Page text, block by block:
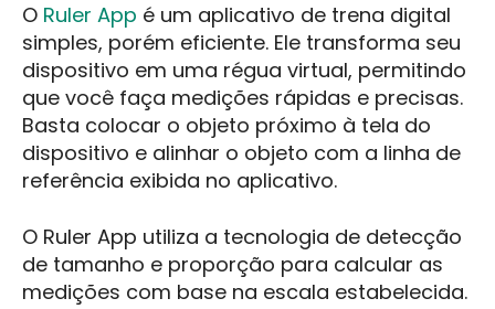
O Ruler App é um aplicativo de trena digital
simples, porém eficiente. Ele transforma seu
dispositivo em uma régua virtual, permitindo
que você faça medições rápidas e precisas.
Basta colocar o objeto próximo à tela do
dispositivo e alinhar o objeto com a linha de
referência exibida no aplicativo.
O Ruler App utiliza a tecnologia de detecção
de tamanho e proporção para calcular as
medições com base na escala estabelecida.